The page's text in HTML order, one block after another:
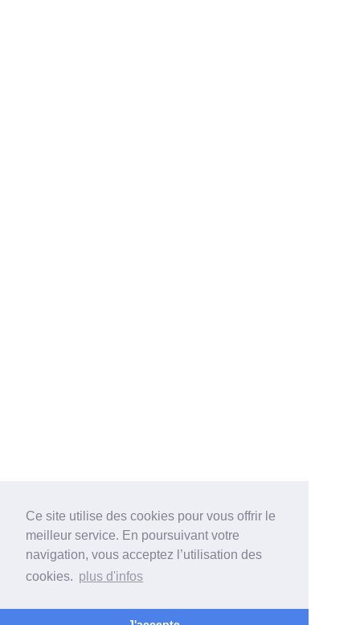
Ce site utilise des cookies pour vous offrir le
meilleur service. En poursuivant votre
navigation, vous acceptez l’utilisation des
cookies. plus d'infos